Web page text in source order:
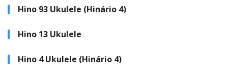
Hino 93 Ukulele (Hinário 4)
Hino 13 Ukulele
Hino 4 Ukulele (Hinário 4)